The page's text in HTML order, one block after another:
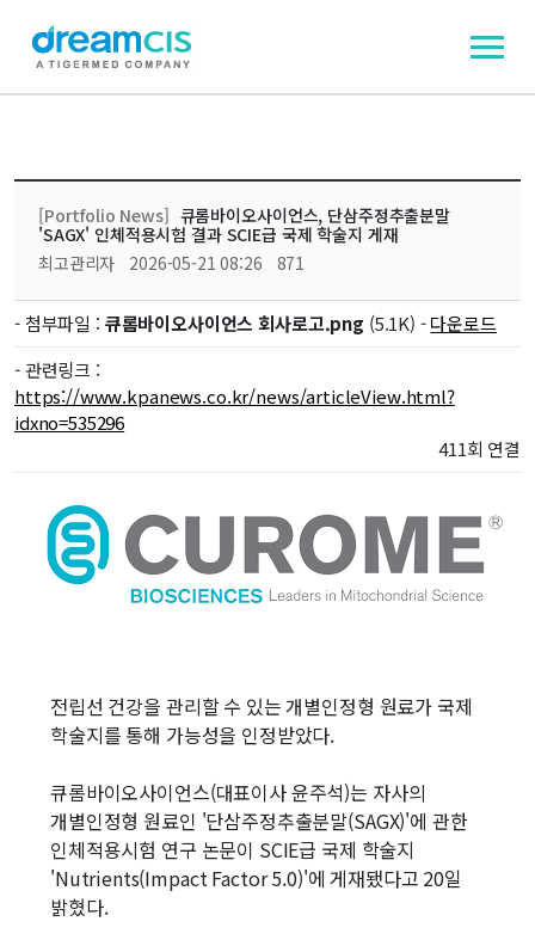
[Portfolio News] 큐롬바이오사이언스, 단삼주정추출분말
'SAGX' 인체적용시험 결과 SCIE급 국제 학술지 게재
최고관리자
2026-05-21 08:26 871
- 첨부파일 : 큐롬바이오사이언스 회사로고.png (5.1K) -다운로드
- 관련링크 :
https://www.kpanews.co.kr/news/articleView.html?
idxno=535296
411회 연결
전립선 건강을 관리할 수 있는 개별인정형 원료가 국제
학술지를 통해 가능성을 인정받았다.
큐롬바이오사이언스(대표이사 윤주석)는 자사의
개별인정형 원료인 '단삼주정추출분말(SAGX)'에 관한
인체적용시험 연구 논문이 SCIE급 국제 학술지
'Nutrients(Impact Factor 5.0)'에 게재됐다고 20일
밝혔다.